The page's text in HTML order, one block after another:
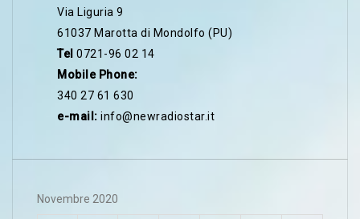
Via Liguria 9
61037 Marotta di Mondolfo (PU)
Tel 0721-96 02 14
Mobile Phone:
340 27 61 630
e-mail: info@newradiostar.it
Novembre 2020